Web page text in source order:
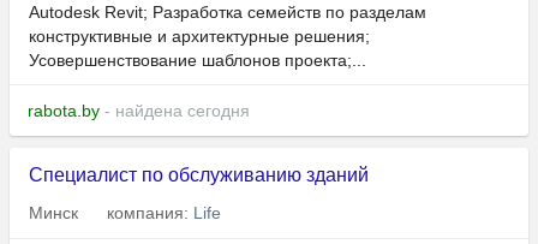
Autodesk Revit; Разработка семейств по разделам
конструктивные и архитектурные решения;
Усовершенствование шаблонов проекта;...
rabota.by - найдена сегодня
Специалист по обслуживанию зданий
Минск компания: Life